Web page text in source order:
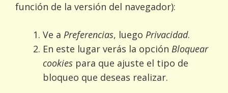
función de la versión del navegador):
Ve a Preferencias, luego Privacidad.
En este lugar verás la opción Bloquear
cookies para que ajuste el tipo de
bloqueo que deseas realizar.